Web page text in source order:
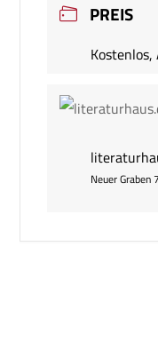
PREIS
Neuer